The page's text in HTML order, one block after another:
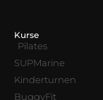
Kurse
Pilates
SUPMarine
Kinderturnen
BuggyFit